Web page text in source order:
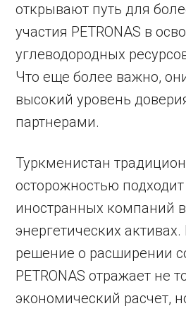
открывают путь для
участия PETRONAS в
углеводородных
Что еще более важно,
высокий уровень
партнерами.
Туркменистан
осторожностью
иностранных компаний в
энергетических
решение о расширении
PETRONAS отражает не
экономический расчет,